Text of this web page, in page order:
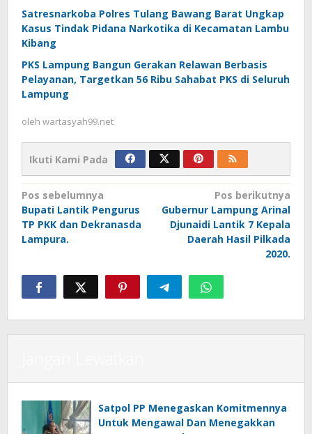
Satresnarkoba Polres Tulang Bawang Barat Ungkap
Kasus Tindak Pidana Narkotika di Kecamatan Lambu
Kibang
PKS Lampung Bangun Gerakan Relawan Berbasis
Pelayanan, Targetkan 56 Ribu Sahabat PKS di Seluruh
Lampung
oleh wartasyah99.net
Ikuti Kami Pada
Navigasi
pos
Pos sebelumnya
Bupati Lantik Pengurus
TP PKK dan Dekranasda
Lampura.
Pos berikutnya
Gubernur Lampung Arinal
Djunaidi Lantik 7 Kepala
Daerah Hasil Pilkada
2020.
Satpol PP Menegaskan Komitmennya
Untuk Mengawal Dan Menegakkan